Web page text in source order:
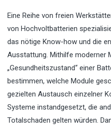
Eine Reihe von freien
von Hochvoltbatterien
das nötige Know-how und die
Ausstattung. Mithilfe moderner
„Gesundheitszustand“ einer
bestimmen, welche Module
gezielten Austausch einzelner
Systeme instandgesetzt, die
Totalschaden gelten würden.